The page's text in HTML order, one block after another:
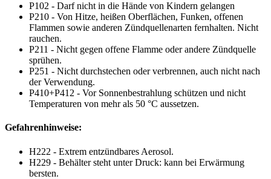
P102 - Darf nicht in die Hände von Kindern gelangen
P210 - Von Hitze, heißen Oberflächen, Funken, offenen
Flammen sowie anderen Zündquellenarten fernhalten. Nicht
rauchen.
P211 - Nicht gegen offene Flamme oder andere Zündquelle
sprühen.
P251 - Nicht durchstechen oder verbrennen, auch nicht nach
der Verwendung.
P410+P412 - Vor Sonnenbestrahlung schützen und nicht
Temperaturen von mehr als 50 °C aussetzen.
Gefahrenhinweise:
H222 - Extrem entzündbares Aerosol.
H229 - Behälter steht unter Druck: kann bei Erwärmung
bersten.